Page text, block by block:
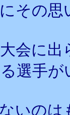
その
会に
選手
いの